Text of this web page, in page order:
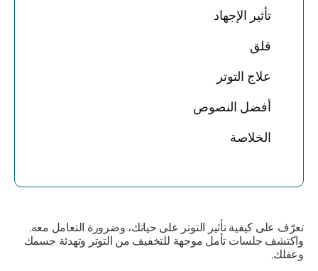
تأثير الإجهاد
قلق
علاج التوتر
أفضل النصوص
الخلاصة
تعرّف على كيفية تأثير التوتر على حياتك، وضرورة التعامل معه.
واكتشف جلسات تأمل موجهة للتخفيف من التوتر وتهدئة جسمك
وعقلك.